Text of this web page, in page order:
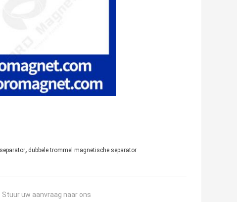
, dubbele trommel magnetische separator
Stuur uw aanvraag naar ons